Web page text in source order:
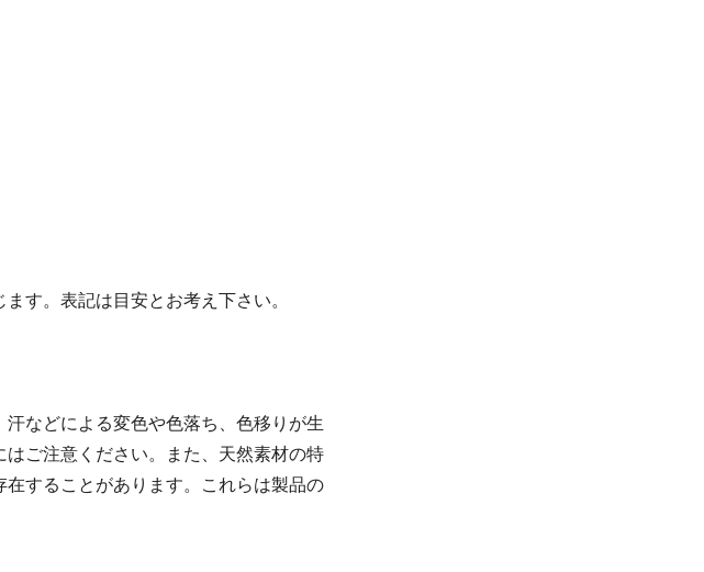
す。表記は目安とお考え下さい。
などによる変色や色落ち、色移りが生
ご注意ください。また、天然素材の特
することがあります。これらは製品の